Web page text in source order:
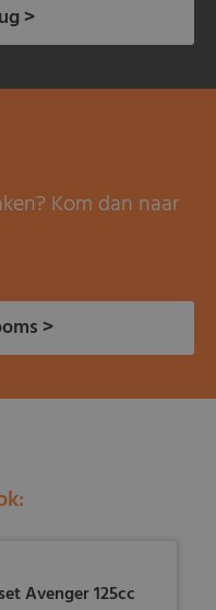
>
Kom dan naar
>
Avenger 125cc